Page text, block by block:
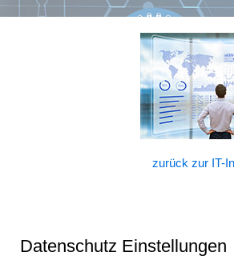
zurück zur IT-
Datenschutz Einstellungen